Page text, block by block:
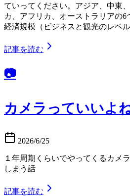
ていってください。アジア、中東
カ、アフリカ、オーストラリアの
経済規模（ビジネスと観光のレベ
記事を読む
📷️
カメラっていいよ
2026/6/25
１年周期くらいでやってくるカメ
しまう話
記事を読む